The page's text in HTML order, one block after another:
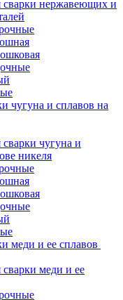
сварки нержавеющих и
чугуна и сплавов на
чугуна и
никеля
меди и ее сплавов
меди и ее